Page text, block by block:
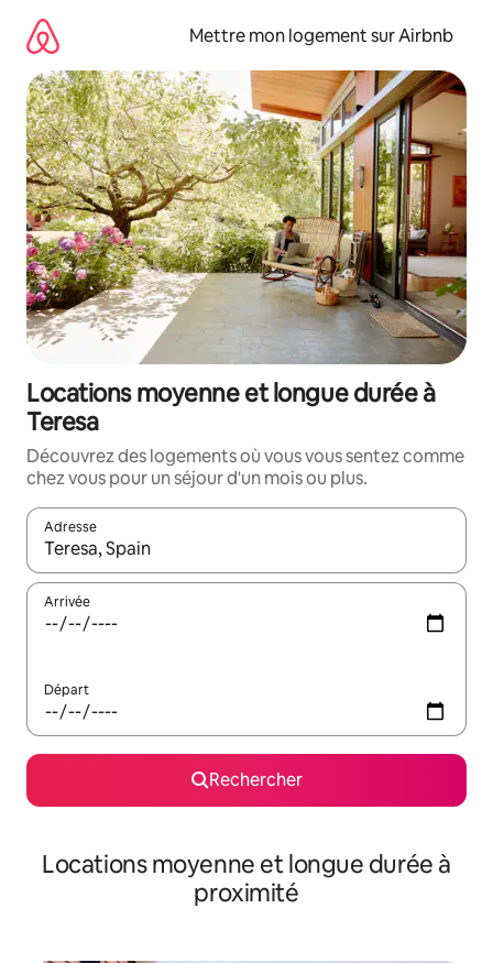
directement
contenu
Mettre mon logement sur Airbnb
Locations moyenne et longue durée à
Teresa
Découvrez des logements où vous vous sentez comme
chez vous pour un séjour d'un mois ou plus.
Adresse
Lorsque les résultats s'affichent, utilisez les flèches vers le
Arrivée
Départ
Rechercher
Locations moyenne et longue durée à
proximité